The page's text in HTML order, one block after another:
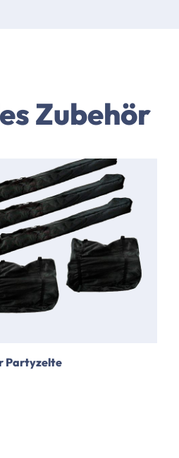
Zubehör
Partyzelte